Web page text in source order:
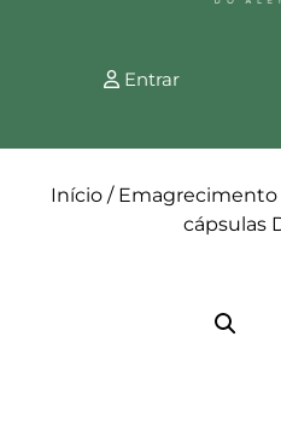
Entrar
Início / Emagrecimento
cápsulas